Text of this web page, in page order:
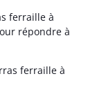
ferraille à
répondre à
ferraille à